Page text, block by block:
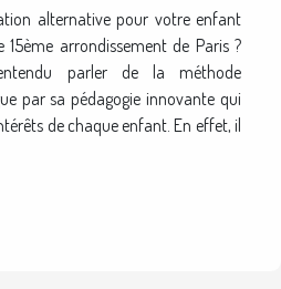
de
alternative pour votre enfant
arrondissement de Paris ?
parler de la méthode
par sa pédagogie innovante qui
de chaque enfant. En effet, il